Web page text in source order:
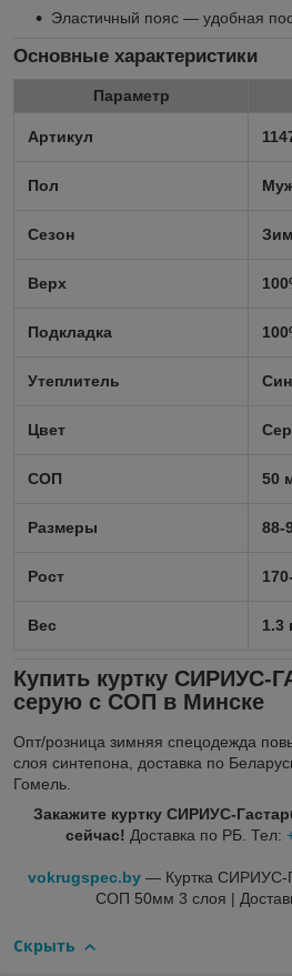
Эластичный пояс — удобная
Основные характеристики
Параметр
Артикул
Пол
Сезон
Верх
Подкладка
Утеплитель
Цвет
СОП 50
Размеры 88-
Рост
Вес 1.3
Купить куртку СИРИУС-
серую с СОП в Минске
Опт/розница зимняя спецодежда
слоя синтепона, доставка по
Гомель.
Закажите куртку СИРИУС-
сейчас! Доставка по РБ. Тел:
vokrugspec.by — Куртка СИРИУС-
СОП 50мм 3 слоя |
Скрыть